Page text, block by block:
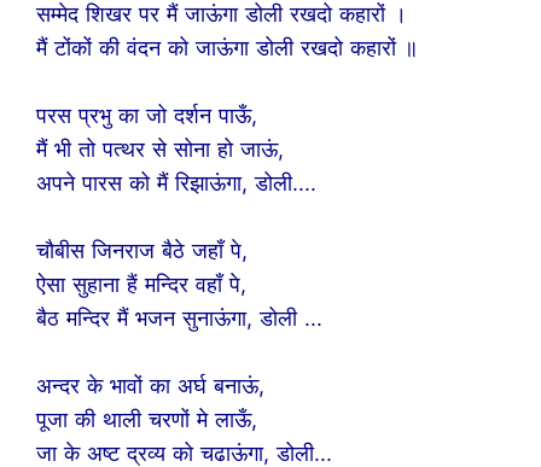
सम्मेद शिखर पर मैं जाऊंगा डोली रखदो कहारों ।
मैं टोंकों की वंदन को जाऊंगा डोली रखदो कहारों ॥
परस प्रभु का जो दर्शन पाऊँ,
मैं भी तो पत्थर से सोना हो जाऊं,
अपने पारस को मैं रिझाऊंगा, डोली....
चौबीस जिनराज बैठे जहाँ पे,
ऐसा सुहाना हैं मन्दिर वहाँ पे,
बैठ मन्दिर मैं भजन सुनाऊंगा, डोली ...
अन्दर के भावों का अर्घ बनाऊं,
पूजा की थाली चरणों मे लाऊँ,
जा के अष्ट द्रव्य को चढाऊंगा, डोली...